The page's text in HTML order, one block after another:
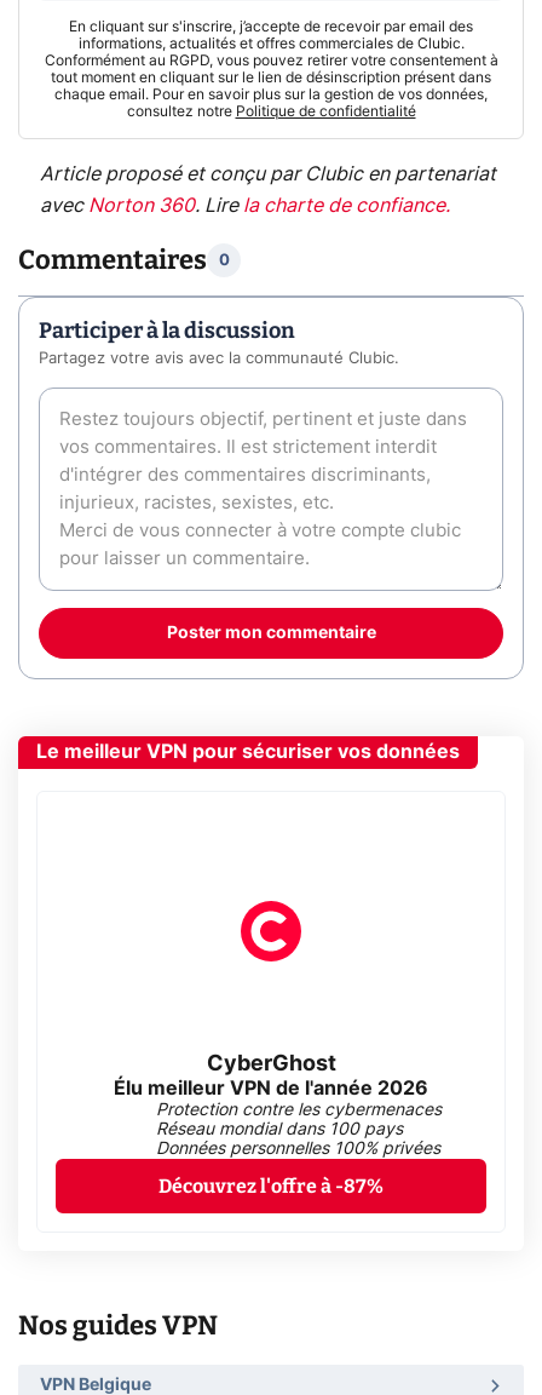
En cliquant sur s'inscrire, j’accepte de recevoir par email des
informations, actualités et offres commerciales de Clubic.
Conformément au RGPD, vous pouvez retirer votre consentement à
tout moment en cliquant sur le lien de désinscription présent dans
chaque email. Pour en savoir plus sur la gestion de vos données,
consultez notre Politique de confidentialité
Article proposé et conçu par Clubic en partenariat
avec Norton 360. Lire la charte de confiance.
Commentaires 0
Participer à la discussion
Partagez votre avis avec la communauté Clubic.
Poster mon commentaire
Le meilleur VPN pour sécuriser vos données
CyberGhost
Élu meilleur VPN de l'année 2026
Protection contre les cybermenaces
Réseau mondial dans 100 pays
Données personnelles 100% privées
Découvrez l'offre à -87%
Nos guides VPN
VPN Belgique